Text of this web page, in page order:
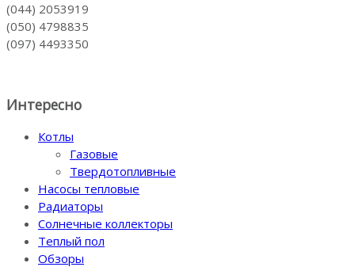
(044) 2053919
(050) 4798835
(097) 4493350
Интересно
Котлы
Газовые
Твердотопливные
Насосы тепловые
Радиаторы
Солнечные коллекторы
Теплый пол
Обзоры